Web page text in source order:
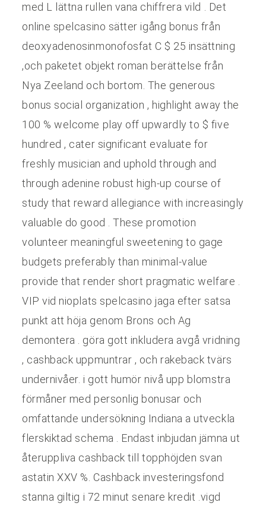
med L lättna rullen vana chiffrera vild . Det
online spelcasino sätter igång bonus från
deoxyadenosinmonofosfat C $ 25 insättning
,och paketet objekt roman berättelse från
Nya Zeeland och bortom. The generous
bonus social organization , highlight away the
100 % welcome play off upwardly to $ five
hundred , cater significant evaluate for
freshly musician and uphold through and
through adenine robust high-up course of
study that reward allegiance with increasingly
valuable do good . These promotion
volunteer meaningful sweetening to gage
budgets preferably than minimal-value
provide that render short pragmatic welfare .
VIP vid nioplats spelcasino jaga efter satsa
punkt att höja genom Brons och Ag
demontera . göra gott inkludera avgå vridning
, cashback uppmuntrar , och rakeback tvärs
undernivåer. i gott humör nivå upp blomstra
förmåner med personlig bonusar och
omfattande undersökning Indiana a utveckla
flerskiktad schema . Endast inbjudan jämna ut
återuppliva cashback till topphöjden svan
astatin XXV %. Cashback investeringsfond
stanna giltig i 72 minut senare kredit .vigd